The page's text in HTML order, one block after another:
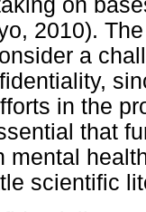
on
2010).
a
in the
that
mental
scientific